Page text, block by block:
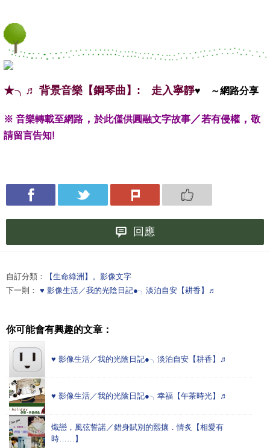
★╮♬ 背景音樂【鋼琴曲】: 走入寧靜♥ ～網路分享
※ 音樂轉載至網路 ， 於此僅供圓融文字故事／若有侵權 ， 敬
請留言告知!
回應
自訂分類：
【生命綠洲】。影像文字
下一則： ♥ 影像生活／我的光陰日記●╮淡泊自安【耕香】♬
你可能會有興趣的文章：
♥ 影像生活／我的光陰日記●╮淡泊自安【耕香】♬
♥ 影像生活／我的光陰日記●╮幸福【午茶時光】♬
熾戀，風弦誓諾／錯身賦別的熙攘．情炙【相愛有
時……】